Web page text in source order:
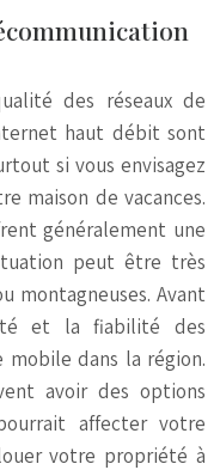
des réseaux de
haut débit sont
si vous envisagez
maison de vacances.
généralement une
peut être très
montagneuses. Avant
et la fiabilité des
dans la région.
avoir des options
affecter votre
votre propriété à